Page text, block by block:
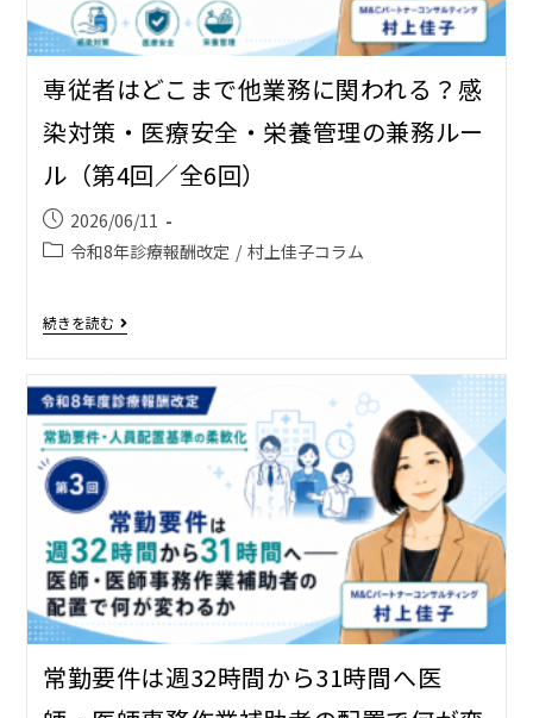
専従者はどこまで他業務に関われる？――感
染対策・医療安全・栄養管理の兼務ルー
ル（第4回／全6回）
2026/06/11
令和8年診療報酬改定 / 村上佳子コラム
続きを読む
常勤要件は週32時間から31時間へ――医